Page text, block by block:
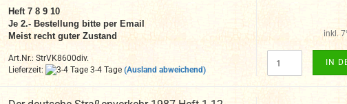
Heft 7 8 9 10
Je 2.- Bestellung bitte per Email
Meist recht guter Zustand
Art.Nr.: StrVK8600div.
Lieferzeit:
3-4 Tage (Ausland abweichend)
inkl.
IN